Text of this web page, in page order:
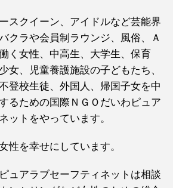
スクイーン、アイドルなど芸能界
クラや会員制ラウンジ、風俗、Ａ
く女性、中高生、大学生、保育
女、児童養護施設の子どもたち、
登校生徒、外国人、帰国子女を中
るための国際ＮＧＯだいわピュア
ットをやっています。
性を幸せにしています。
ュアラブセーフティネットは相談